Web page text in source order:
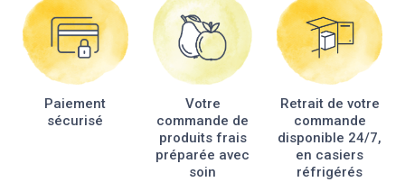
Paiement
sécurisé
Votre
commande de
produits frais
préparée avec
soin
Retrait de votre
commande
disponible 24/7,
en casiers
réfrigérés